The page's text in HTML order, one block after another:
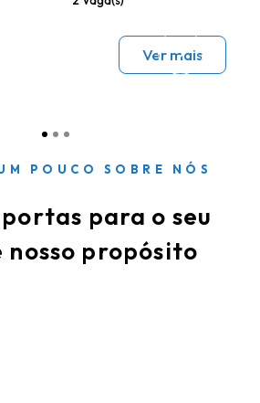
Ver mais
POUCO SOBRE NÓS
para o seu
nosso propósito